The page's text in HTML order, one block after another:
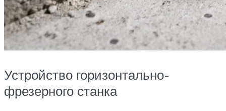
Устройство горизонтально-
фрезерного станка